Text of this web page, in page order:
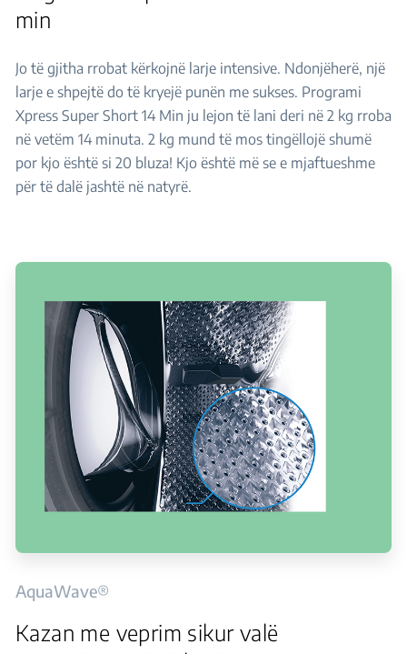
min
Jo të gjitha rrobat kërkojnë larje intensive. Ndonjëherë, një
larje e shpejtë do të kryejë punën me sukses. Programi
Xpress Super Short 14 Min ju lejon të lani deri në 2 kg rroba
në vetëm 14 minuta. 2 kg mund të mos tingëllojë shumë
por kjo është si 20 bluza! Kjo është më se e mjaftueshme
për të dalë jashtë në natyrë.
AquaWave®
Kazan me veprim sikur valë